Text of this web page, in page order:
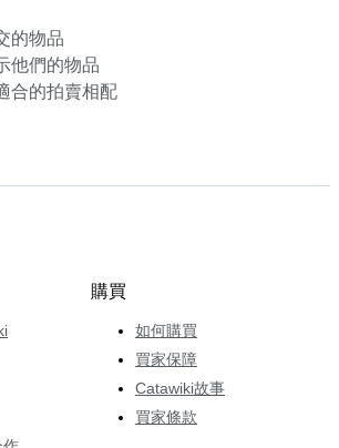
經驗，令他對自己從事的工作充滿熱
收藏具有藝術價值的物品的同時，又能
造美好時光。如果您也想擁有這樣的收
的物品
他們的物品
合的拍賣相配
購買
如何購買
買家保障
Catawiki故事
買家條款